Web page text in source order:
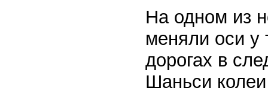
На одном из
меняли оси у
дорогах в
Шаньси